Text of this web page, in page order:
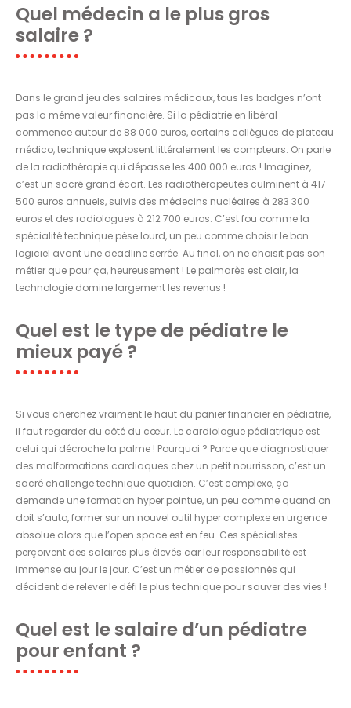
Quel médecin a le plus gros
salaire ?
Dans le grand jeu des salaires médicaux, tous les badges n’ont
pas la même valeur financière. Si la pédiatrie en libéral
commence autour de 88 000 euros, certains collègues de plateau
médico, technique explosent littéralement les compteurs. On parle
de la radiothérapie qui dépasse les 400 000 euros ! Imaginez,
c’est un sacré grand écart. Les radiothérapeutes culminent à 417
500 euros annuels, suivis des médecins nucléaires à 283 300
euros et des radiologues à 212 700 euros. C’est fou comme la
spécialité technique pèse lourd, un peu comme choisir le bon
logiciel avant une deadline serrée. Au final, on ne choisit pas son
métier que pour ça, heureusement ! Le palmarès est clair, la
technologie domine largement les revenus !
Quel est le type de pédiatre le
mieux payé ?
Si vous cherchez vraiment le haut du panier financier en pédiatrie,
il faut regarder du côté du cœur. Le cardiologue pédiatrique est
celui qui décroche la palme ! Pourquoi ? Parce que diagnostiquer
des malformations cardiaques chez un petit nourrisson, c’est un
sacré challenge technique quotidien. C’est complexe, ça
demande une formation hyper pointue, un peu comme quand on
doit s’auto, former sur un nouvel outil hyper complexe en urgence
absolue alors que l’open space est en feu. Ces spécialistes
perçoivent des salaires plus élevés car leur responsabilité est
immense au jour le jour. C’est un métier de passionnés qui
décident de relever le défi le plus technique pour sauver des vies !
Quel est le salaire d’un pédiatre
pour enfant ?